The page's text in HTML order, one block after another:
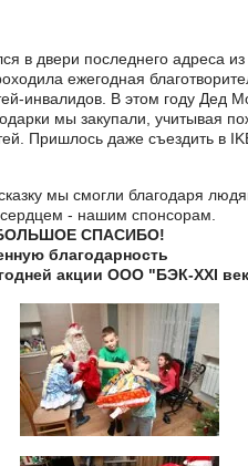
в двери последнего адреса из
ежегодная
инвалидов. В этом году Дед
мы закупали, учитывая
Пришлось даже съездить в
мы смогли благодаря
- нашим спонсорам.
СПАСИБО!
благодарность
акции ООО "БЭК-ХХI